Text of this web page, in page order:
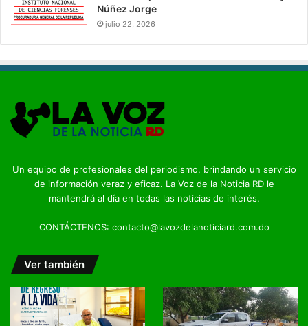
Núñez Jorge
julio 22, 2026
Un equipo de profesionales del periodismo, brindando un servicio
de información veraz y eficaz. La Voz de la Noticia RD le
mantendrá al día en todas las noticias de interés.
CONTÁCTENOS: contacto@lavozdelanoticiard.com.do
Ver también